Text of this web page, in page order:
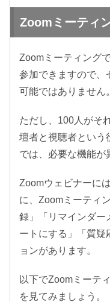
Zoomミーティ
Zoomミーティング
参加できますので、
可能ではありません。
ただし、100人がそ
壇者と視聴者という
では、必要な機能が
Zoomウェビナーに
に、Zoomミーティ
録」「リマインダー
ートにする」「質疑
ョンがあります。
以下でZoomミーテ
を見てみましょう。